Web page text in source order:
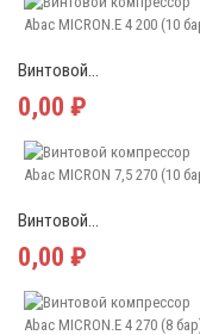
Винтовой...
0,00 ₽
Винтовой...
0,00 ₽